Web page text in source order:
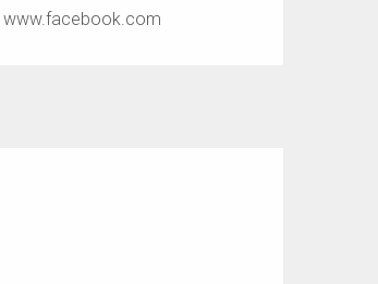
www.facebook.com